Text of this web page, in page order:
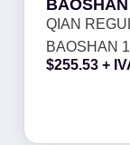
EXTERNA,
NEMA5-
QIAN
BAOSHAN
EXTERNA,
15R,
$255.53 +